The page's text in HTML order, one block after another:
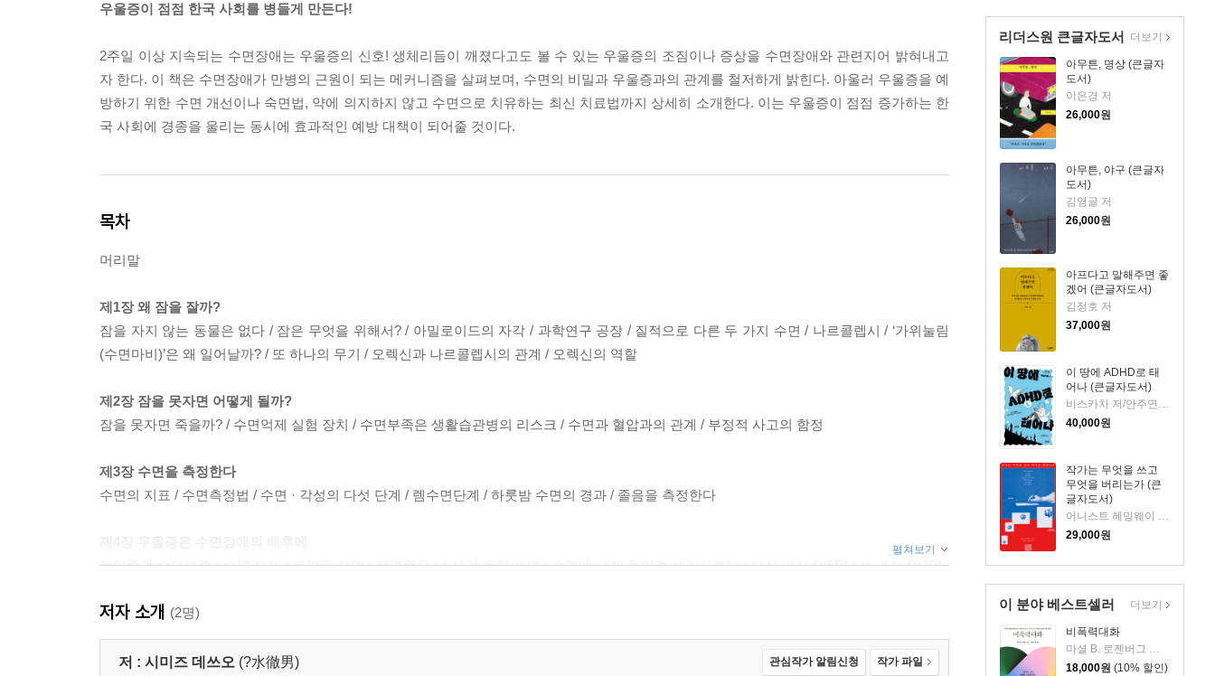
리더스원 큰글자도서
아무튼, 명상 (큰글자
도서)
이은경 저
26,000원
아무튼, 야구 (큰글자
도서)
김영글 저
26,000원
아프다고 말해주면 좋
겠어 (큰글자도서)
김정호 저
37,000원
이 땅에 ADHD로 태
어나 (큰글자도서)
비스카차 저/안주연 감수
40,000원
작가는 무엇을 쓰고
무엇을 버리는가 (큰
글자도서)
29,000원
더보기
이 분야 베스트셀러
비폭력대화
마셜 B. 로젠버그 저/캐서린 한 역
18,000원 (10% 할인)
더보기
우울증이 점점 한국 사회를 병들게 만든다!
2주일 이상 지속되는 수면장애는 우울증의 신호! 생체리듬이 깨졌다고도 볼 수 있는 우울증의 조짐이나 증상을 수면장애와 관련지어 밝혀내고
자 한다. 이 책은 수면장애가 만병의 근원이 되는 메커니즘을 살펴보며, 수면의 비밀과 우울증과의 관계를 철저하게 밝힌다. 아울러 우울증을 예
방하기 위한 수면 개선이나 숙면법, 약에 의지하지 않고 수면으로 치유하는 최신 치료법까지 상세히 소개한다. 이는 우울증이 점점 증가하는 한
국 사회에 경종을 울리는 동시에 효과적인 예방 대책이 되어줄 것이다.
목차
머리말
제1장 왜 잠을 잘까?
잠을 자지 않는 동물은 없다 / 잠은 무엇을 위해서? / 아밀로이드의 자각 / 과학연구 공장 / 질적으로 다른 두 가지 수면 / 나르콜렙시 / ‘가위눌림
(수면마비)’은 왜 일어날까? / 또 하나의 무기 / 오렉신과 나르콜렙시의 관계 / 오렉신의 역할
제2장 잠을 못자면 어떻게 될까?
잠을 못자면 죽을까? / 수면억제 실험 장치 / 수면부족은 생활습관병의 리스크 / 수면과 혈압과의 관계 / 부정적 사고의 함정
제3장 수면을 측정한다
수면의 지표 / 수면측정법 / 수면 · 각성의 다섯 단계 / 렘수면단계 / 하룻밤 수면의 경과 / 졸음을 측정한다
불면증과 수면부족 / 수면 부채 / 불면증 모델 / 불면증은 낮 시간 동안의 병 / 수면에 대해 돌이켜 생각해본다 / 다섯 가지 P(5P) / 세 가지 P(3P) /
수면장애는 적신호
제5장 우울증과 생활습관병
펼쳐보기
저자 소개 (2명)
저 : 시미즈 데쓰오 (?水徹男) 관심작가 알림신청 작가 파일